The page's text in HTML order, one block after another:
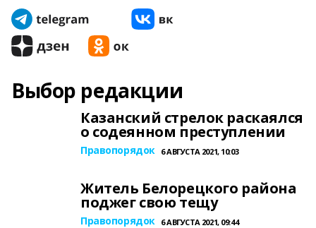
Выбор редакции
Казанский стрелок раскаялся
о содеянном преступлении
Правопорядок 6 АВГУСТА 2021, 10:03
Житель Белорецкого района
поджег свою тещу
Правопорядок 6 АВГУСТА 2021, 09:44